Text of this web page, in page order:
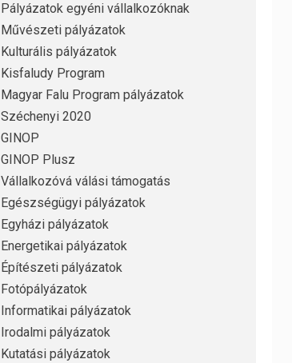
Pályázatok egyéni vállalkozóknak
Művészeti pályázatok
Kulturális pályázatok
Kisfaludy Program
Magyar Falu Program pályázatok
Széchenyi 2020
GINOP
GINOP Plusz
Vállalkozóvá válási támogatás
Egészségügyi pályázatok
Egyházi pályázatok
Energetikai pályázatok
Építészeti pályázatok
Fotópályázatok
Informatikai pályázatok
Irodalmi pályázatok
Kutatási pályázatok